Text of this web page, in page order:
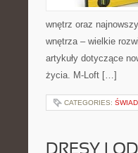
wnętrz oraz
wnętrza – wielkie
artykuły dotyczące
życia. M-Loft […]
CATEGORIES: